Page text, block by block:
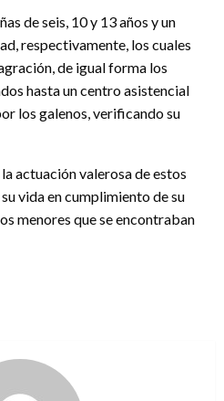
de seis, 10 y 13 años y un
respectivamente, los cuales
de igual forma los
hasta un centro asistencial
los galenos, verificando su
actuación valerosa de estos
vida en cumplimiento de su
menores que se encontraban